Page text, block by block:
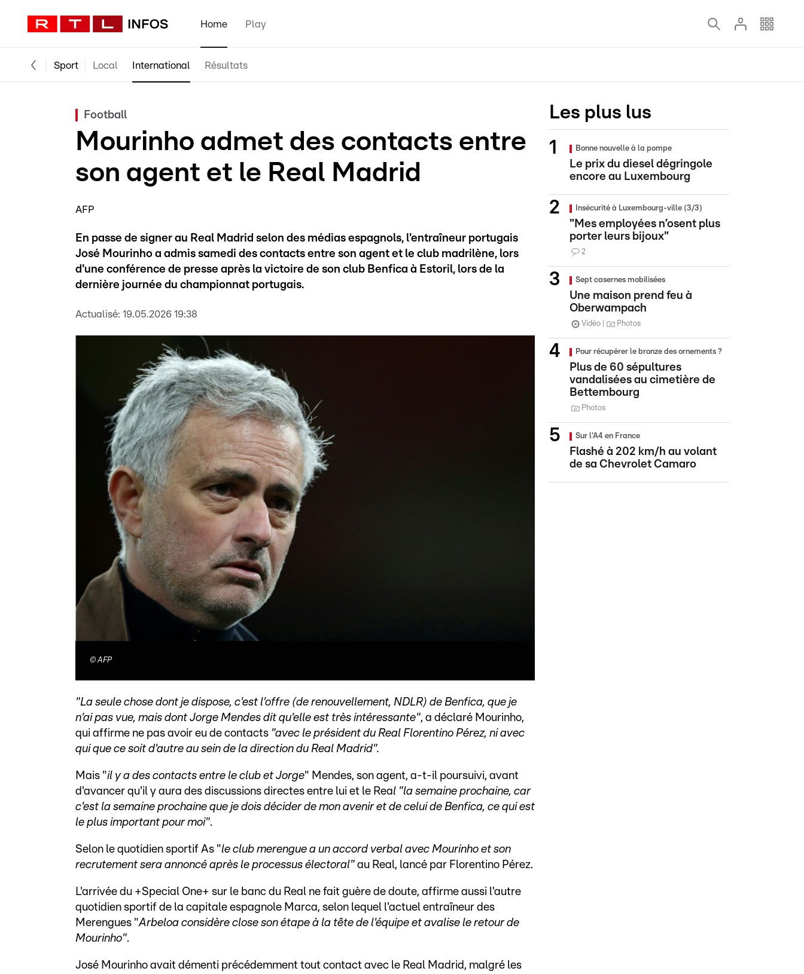
Home Play
Sport Local International Résultats
Football
Mourinho admet des contacts entre
son agent et le Real Madrid
AFP
En passe de signer au Real Madrid selon des médias espagnols, l'entraîneur portugais
José Mourinho a admis samedi des contacts entre son agent et le club madrilène, lors
d'une conférence de presse après la victoire de son club Benfica à Estoril, lors de la
dernière journée du championnat portugais.
Actualisé: 19.05.2026 19:38
©AFP
"La seule chose dont je dispose, c'est l'offre (de renouvellement, NDLR) de Benfica, que je
n'ai pas vue, mais dont Jorge Mendes dit qu'elle est très intéressante", a déclaré Mourinho,
qui affirme ne pas avoir eu de contacts "avec le président du Real Florentino Pérez, ni avec
qui que ce soit d'autre au sein de la direction du Real Madrid".
Mais "il y a des contacts entre le club et Jorge" Mendes, son agent, a-t-il poursuivi, avant
d'avancer qu'il y aura des discussions directes entre lui et le Real "la semaine prochaine, car
c'est la semaine prochaine que je dois décider de mon avenir et de celui de Benfica, ce qui est
le plus important pour moi".
Selon le quotidien sportif As "le club merengue a un accord verbal avec Mourinho et son
recrutement sera annoncé après le processus électoral" au Real, lancé par Florentino Pérez.
L'arrivée du +Special One+ sur le banc du Real ne fait guère de doute, affirme aussi l'autre
quotidien sportif de la capitale espagnole Marca, selon lequel l'actuel entraîneur des
Merengues "Arbeloa considère close son étape à la tête de l'équipe et avalise le retour de
Mourinho".
José Mourinho avait démenti précédemment tout contact avec le Real Madrid, malgré les
Les plus lus
Bonne nouvelle à la pompe
Le prix du diesel dégringole
encore au Luxembourg
Insécurité à Luxembourg-ville (3/3)
"Mes employées n’osent plus
porter leurs bijoux"
2
Sept casernes mobilisées
Une maison prend feu à
Oberwampach
Vidéo Photos
Pour récupérer le bronze des ornements ?
Plus de 60 sépultures
vandalisées au cimetière de
Bettembourg
Photos
Sur l'A4 en France
Flashé à 202 km/h au volant
de sa Chevrolet Camaro